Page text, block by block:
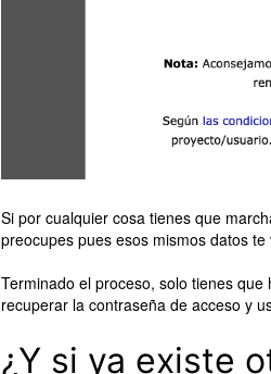
Si por cualquier cosa tienes que
preocupes pues esos mismos datos
Terminado el proceso, solo tienes
recuperar la contraseña de acceso y
¿Y si ya existe